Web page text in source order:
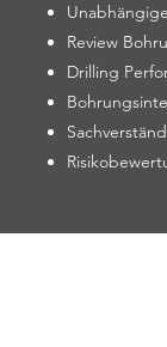
Review
Drilling